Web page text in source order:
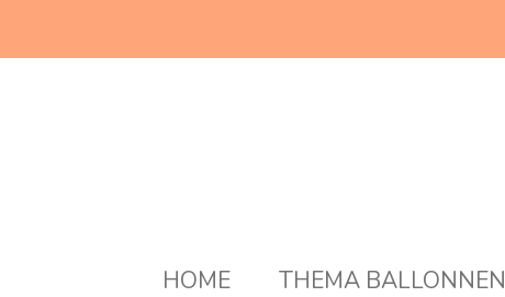
direct
HOME THEMA BALLONNEN